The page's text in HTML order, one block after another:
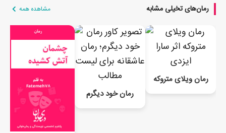
رمان‌های تخیلی مشابه مشاهده همه
رمان ویلای متروکه
رمان خود دیگرم